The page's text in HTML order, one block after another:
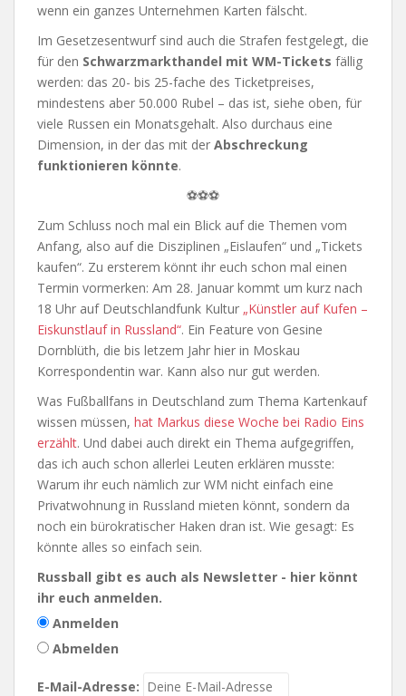
wenn ein ganzes Unternehmen Karten fälscht.
Im Gesetzesentwurf sind auch die Strafen festgelegt, die
für den Schwarzmarkthandel mit WM-Tickets fällig
werden: das 20- bis 25-fache des Ticketpreises,
mindestens aber 50.000 Rubel – das ist, siehe oben, für
viele Russen ein Monatsgehalt. Also durchaus eine
Dimension, in der das mit der Abschreckung
funktionieren könnte.
⚽⚽⚽
Zum Schluss noch mal ein Blick auf die Themen vom
Anfang, also auf die Disziplinen „Eislaufen“ und „Tickets
kaufen“. Zu ersterem könnt ihr euch schon mal einen
Termin vormerken: Am 28. Januar kommt um kurz nach
18 Uhr auf Deutschlandfunk Kultur „Künstler auf Kufen –
Eiskunstlauf in Russland“. Ein Feature von Gesine
Dornblüth, die bis letzem Jahr hier in Moskau
Korrespondentin war. Kann also nur gut werden.
Was Fußballfans in Deutschland zum Thema Kartenkauf
wissen müssen, hat Markus diese Woche bei Radio Eins
erzählt. Und dabei auch direkt ein Thema aufgegriffen,
das ich auch schon allerlei Leuten erklären musste:
Warum ihr euch nämlich zur WM nicht einfach eine
Privatwohnung in Russland mieten könnt, sondern da
noch ein bürokratischer Haken dran ist. Wie gesagt: Es
könnte alles so einfach sein.
Russball gibt es auch als Newsletter - hier könnt
ihr euch anmelden.
Anmelden
Abmelden
E-Mail-Adresse: